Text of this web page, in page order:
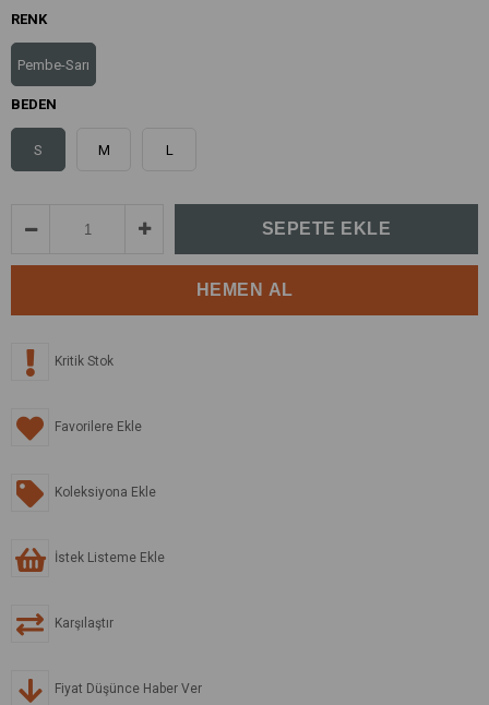
RENK
Pembe-Sarı
BEDEN
S M L
Kritik Stok
Favorilere Ekle
Koleksiyona Ekle
İstek Listeme Ekle
Karşılaştır
Fiyat Düşünce Haber Ver